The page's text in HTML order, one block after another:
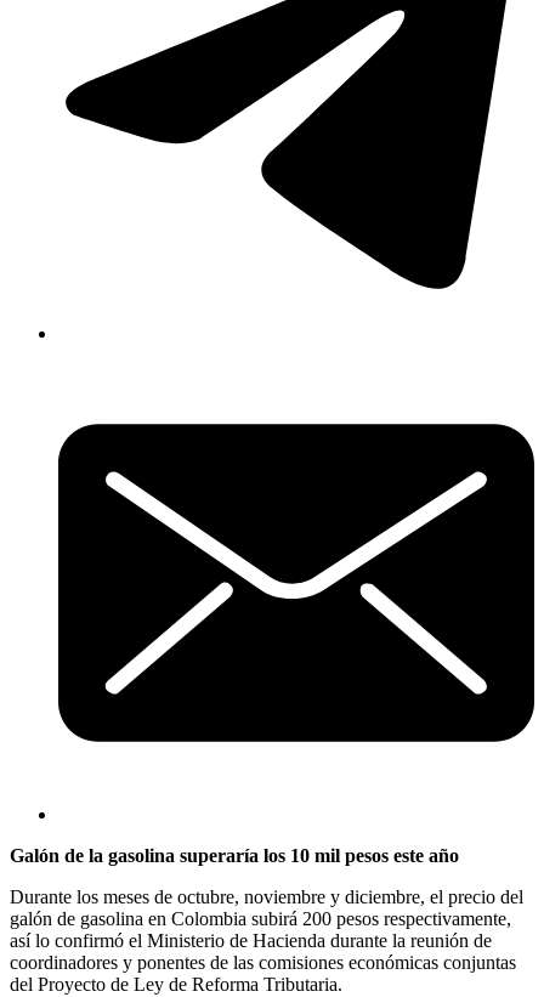
Galón de la gasolina superaría los 10 mil pesos este año
Durante los meses de octubre, noviembre y diciembre, el precio del
galón de gasolina en Colombia subirá 200 pesos respectivamente,
así lo confirmó el Ministerio de Hacienda durante la reunión de
coordinadores y ponentes de las comisiones económicas conjuntas
del Proyecto de Ley de Reforma Tributaria.